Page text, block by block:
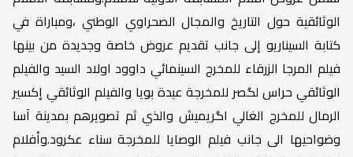
الوثائقية حول التاريخ والمجال الصحراوي الوطني ،ومباراة في
كتابة السيناريو إلى جانب تقديم عروض خاصة وجديدة من بينها
فيلم المرجا الزرقاء للمخرج السينمائي داوود اولاد السيد والفيلم
الوثائقي حراس لگصر للمخرجة عيدة بويا والفيلم الوثائقي إكسير
الرمال للمخرج الغالي اگريميش والذي ثم تصويرهم بمدينة آسا
وضواحيها الى جانب فيلم الوصايا للمخرجة سناء عكرود.وأفلام